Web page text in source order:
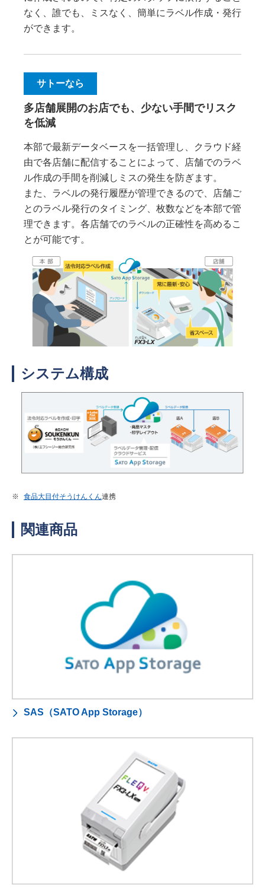
なく、誰でも、ミスなく、簡単にラベル作成・発行
ができます。
サトーなら
多店舗展開のお店でも、少ない手間でリスク
を低減
本部で最新データベースを一括管理し、クラウド経
由で各店舗に配信することによって、店舗でのラベ
ル作成の手間を削減しミスの発生を防ぎます。
また、ラベルの発行履歴が管理できるので、店舗ご
とのラベル発行のタイミング、枚数などを本部で管
理できます。各店舗でのラベルの正確性を高めるこ
とが可能です。
システム構成
※ 食品大目付そうけんくん連携
関連商品
SAS（SATO App Storage）